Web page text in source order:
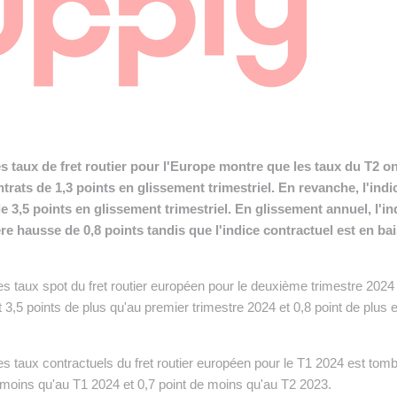
LOGISTIQUE
taux de fret routier pour l'Europe montre que les taux du T2
de 1,3 points en glissement trimestriel. En revanche,
3,5 points en glissement trimestriel. En glissement annuel,
hausse de 0,8 points tandis que l'indice contractuel est en
taux spot du fret routier européen pour le deuxième trimestre 2024
3,5 points de plus qu'au premier trimestre 2024 et 0,8 point de plus
taux contractuels du fret routier européen pour le T1 2024 est
qu'au T1 2024 et 0,7 point de moins qu'au T2 2023.